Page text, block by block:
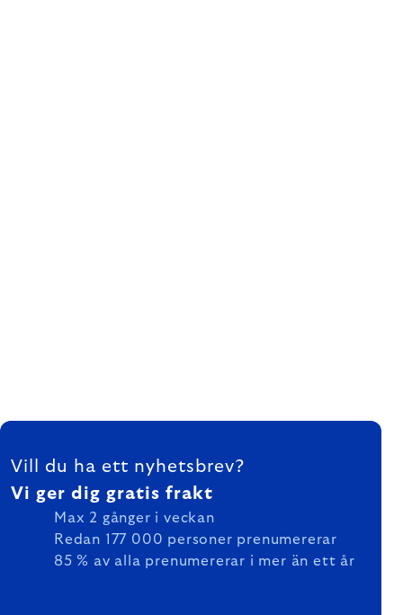
FOOTER
Vill du ha ett nyhetsbrev?
Vi ger dig gratis frakt
Max 2 gånger i veckan
Redan 177 000 personer prenumererar
85 % av alla prenumererar i mer än ett år